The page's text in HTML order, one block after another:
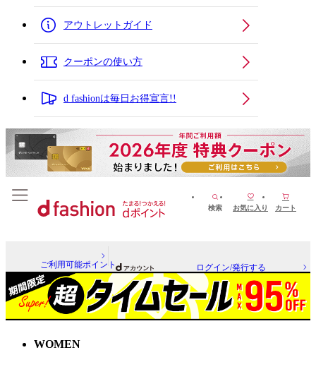
アウトレットガイド
クーポンの使い方
d fashionは毎日お得宣言!!
検索 お気に入り カート
ご利用可能ポイント ログイン/発行する
WOMEN